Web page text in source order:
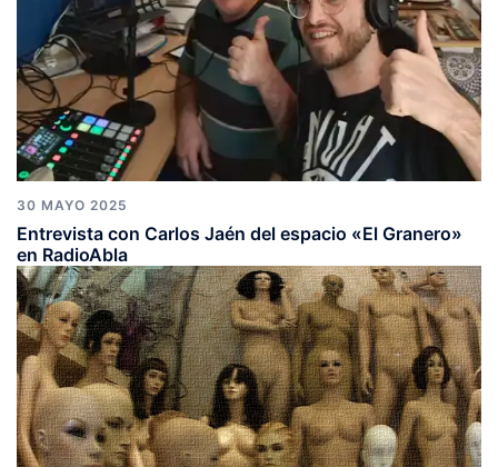
30 MAYO 2025
Entrevista con Carlos Jaén del espacio «El Granero»
en RadioAbla